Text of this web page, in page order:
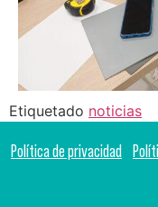
Etiquetado noticias
Política de privacidad